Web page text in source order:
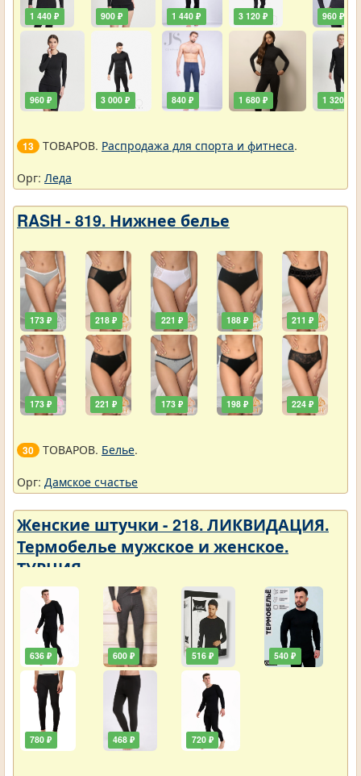
1 440 ₽
960 ₽
900 ₽
3 000 ₽
1 440 ₽
840 ₽
3 120 ₽
1 680 ₽
960 ₽
1 320 ₽
13 ТОВАРОВ. Распродажа для спорта и фитнеса.
Орг: Леда
RASH - 819. Нижнее белье
173 ₽
173 ₽
218 ₽
221 ₽
221 ₽
173 ₽
188 ₽
198 ₽
211 ₽
224 ₽
30 ТОВАРОВ. Белье.
Орг: Дамское счастье
Женские штучки - 218. ЛИКВИДАЦИЯ.
Термобелье мужское и женское.
ТУРЦИЯ
636 ₽
780 ₽
600 ₽
468 ₽
516 ₽
720 ₽
540 ₽